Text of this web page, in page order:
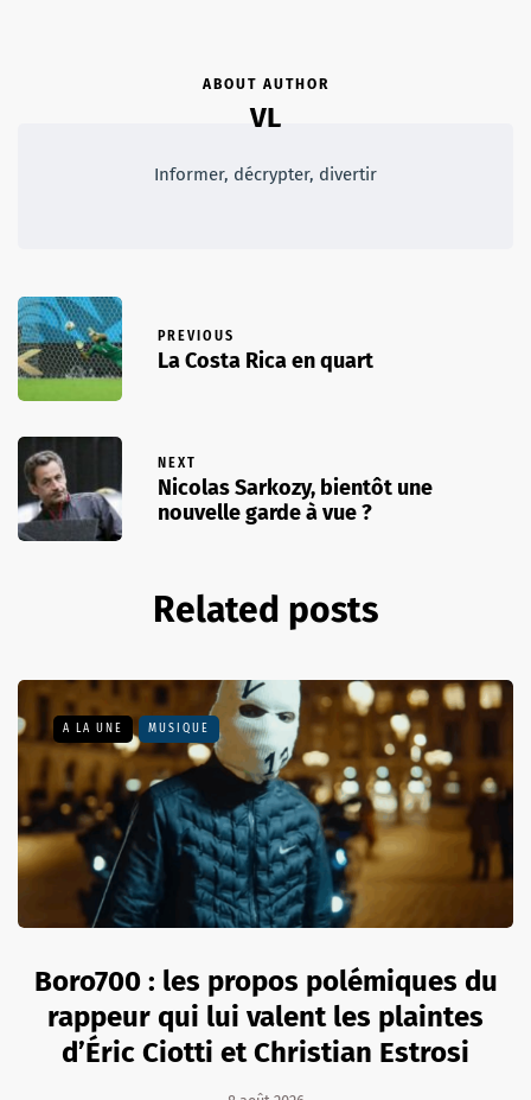
ABOUT AUTHOR
VL
Informer, décrypter, divertir
PREVIOUS
La Costa Rica en quart
NEXT
Nicolas Sarkozy, bientôt une
nouvelle garde à vue ?
Related posts
A LA UNE MUSIQUE
Boro700 : les propos polémiques du
rappeur qui lui valent les plaintes
d’Éric Ciotti et Christian Estrosi